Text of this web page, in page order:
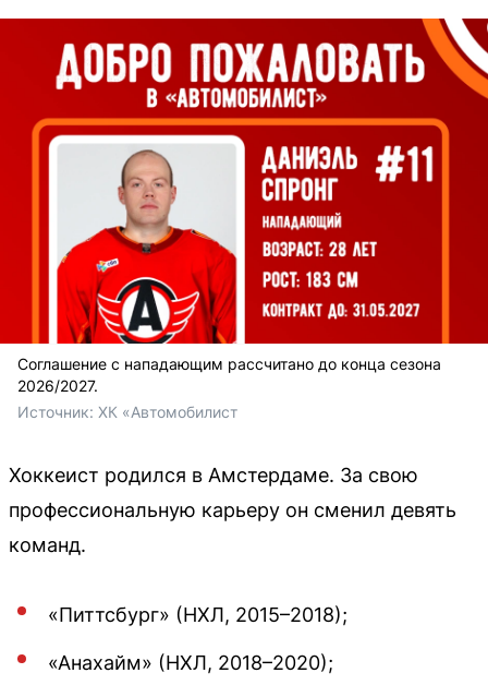
Соглашение с нападающим рассчитано до конца сезона
2026/2027.
Источник: ХК «Автомобилист
Хоккеист родился в Амстердаме. За свою
профессиональную карьеру он сменил девять
команд.
«Питтсбург» (НХЛ, 2015–2018);
«Анахайм» (НХЛ, 2018–2020);